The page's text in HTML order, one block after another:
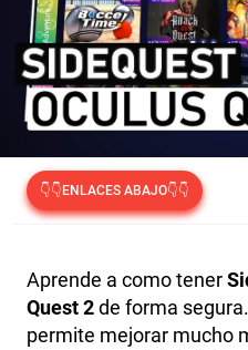
👇👇ENLACES ABAJO👇👇
Aprende a como tener
Quest 2de forma
permite mejorar mucho